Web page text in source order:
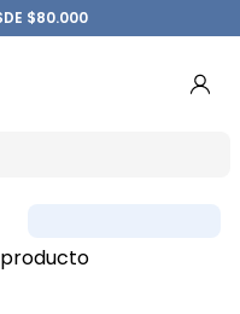
$80.000